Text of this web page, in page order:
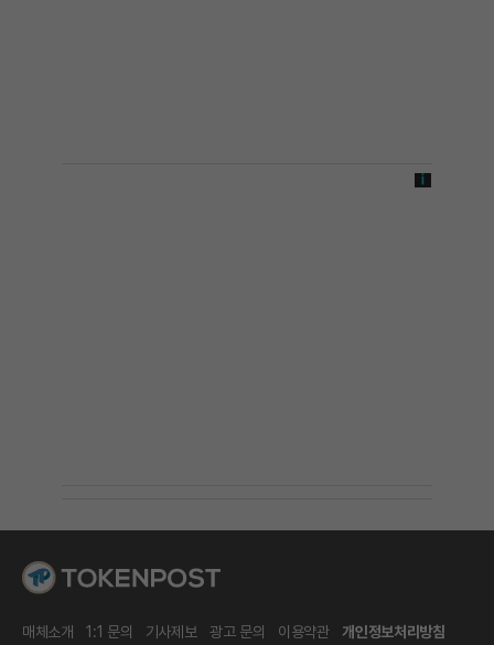
매체소개 1:1 문의 기사제보 광고 문의 이용약관
개인정보처리방침